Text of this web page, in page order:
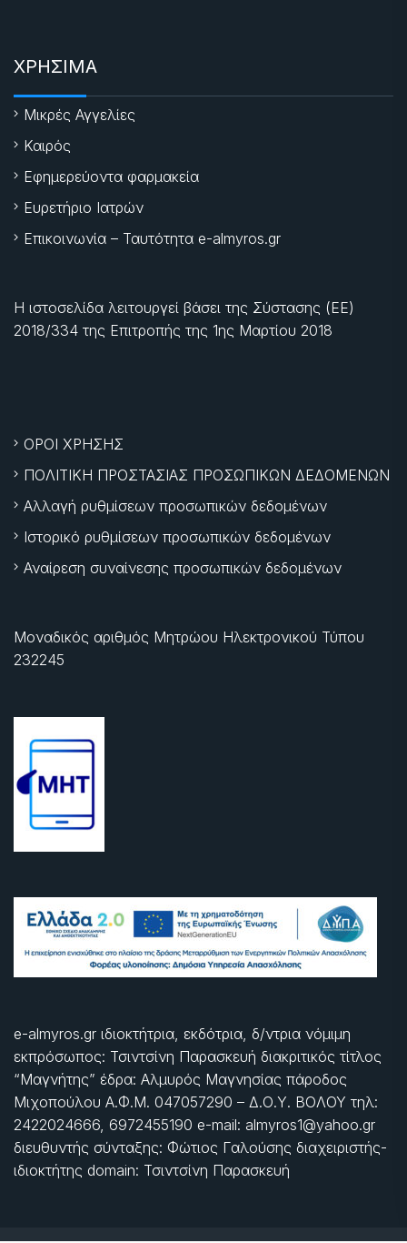
ΧΡΗΣΙΜΑ
Μικρές Αγγελίες
Καιρός
Εφημερεύοντα φαρμακεία
Ευρετήριο Ιατρών
Επικοινωνία – Ταυτότητα e-almyros.gr
Η ιστοσελίδα λειτουργεί βάσει της Σύστασης (ΕΕ)
2018/334 της Επιτροπής της 1ης Μαρτίου 2018
ΟΡΟΙ ΧΡΗΣΗΣ
ΠΟΛΙΤΙΚΗ ΠΡΟΣΤΑΣΙΑΣ ΠΡΟΣΩΠΙΚΩΝ ΔΕΔΟΜΕΝΩΝ
Αλλαγή ρυθμίσεων προσωπικών δεδομένων
Ιστορικό ρυθμίσεων προσωπικών δεδομένων
Αναίρεση συναίνεσης προσωπικών δεδομένων
Μοναδικός αριθμός Μητρώου Ηλεκτρονικού Τύπου
232245
e-almyros.gr ιδιοκτήτρια, εκδότρια, δ/ντρια νόμιμη
εκπρόσωπος: Τσιντσίνη Παρασκευή διακριτικός τίτλος
“Μαγνήτης” έδρα: Αλμυρός Μαγνησίας πάροδος
Μιχοπούλου Α.Φ.Μ. 047057290 – Δ.Ο.Υ. ΒΟΛΟΥ τηλ:
2422024666, 6972455190 e-mail: almyros1@yahoo.gr
διευθυντής σύνταξης: Φώτιος Γαλούσης διαχειριστής-
ιδιοκτήτης domain: Τσιντσίνη Παρασκευή